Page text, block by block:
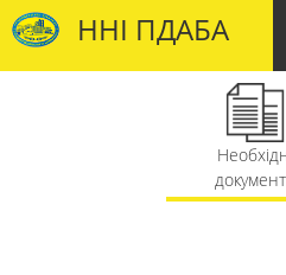
ННІ ПДАБА
Вступні
іспити